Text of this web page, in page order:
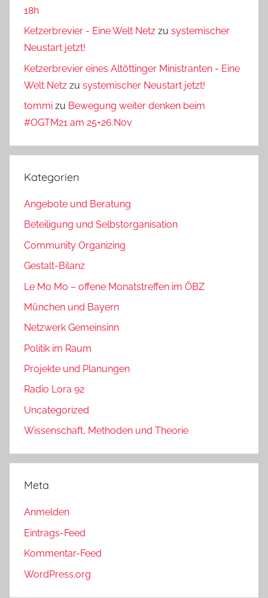
18h
Ketzerbrevier - Eine Welt Netz zu systemischer
Neustart jetzt!
Ketzerbrevier eines Altöttinger Ministranten - Eine
Welt Netz zu systemischer Neustart jetzt!
tommi zu Bewegung weiter denken beim
#OGTM21 am 25+26.Nov
Kategorien
Angebote und Beratung
Beteiligung und Selbstorganisation
Community Organizing
Gestalt-Bilanz
Le Mo Mo – offene Monatstreffen im ÖBZ
München und Bayern
Netzwerk Gemeinsinn
Politik im Raum
Projekte und Planungen
Radio Lora 92
Uncategorized
Wissenschaft, Methoden und Theorie
Meta
Anmelden
Eintrags-Feed
Kommentar-Feed
WordPress.org